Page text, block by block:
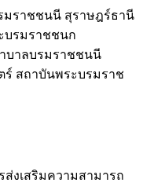
มราชชนนี สุราษฎร์ธานี
บรมราชชนก
บาลบรมราชชนนี
สถาบันพระบรมราช
ส่งเสริมความสามารถ